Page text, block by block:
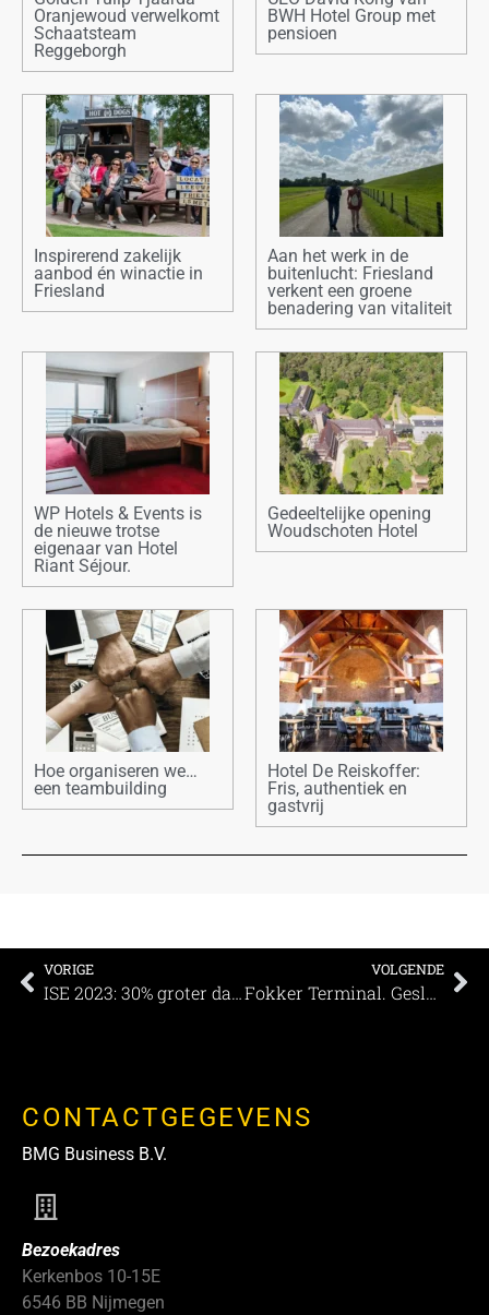
Oranjewoud verwelkomt
Schaatsteam
Reggeborgh
BWH Hotel Group met
pensioen
Inspirerend zakelijk
aanbod én winactie in
Friesland
Aan het werk in de
buitenlucht: Friesland
verkent een groene
benadering van vitaliteit
WP Hotels & Events is
de nieuwe trotse
eigenaar van Hotel
Riant Séjour.
Gedeeltelijke opening
Woudschoten Hotel
Hoe organiseren we…
een teambuilding
Hotel De Reiskoffer:
Fris, authentiek en
gastvrij
VORIGE
ISE 2023: 30% groter dan in 2022
VOLGENDE
Fokker Terminal. Geslaagde leveranciers dag Hoogvliet
CONTACTGEGEVENS
BMG Business B.V.
Bezoekadres
Kerkenbos 10-15E
6546 BB Nijmegen